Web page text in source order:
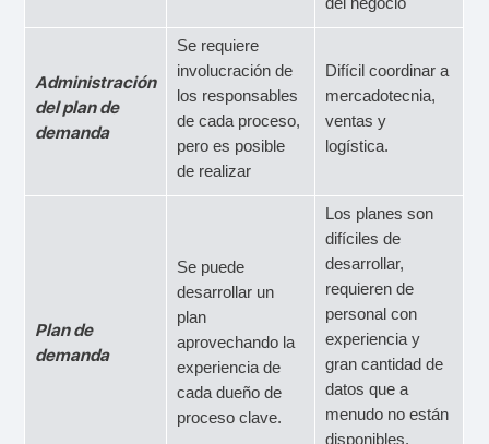
Administración
del plan de
demanda
Se requiere
involucración de
los responsables
de cada proceso,
pero es posible
de realizar
Difícil coordinar a
mercadotecnia,
ventas y
logística.
Plan de
demanda
Se puede
desarrollar un
plan
aprovechando la
experiencia de
cada dueño de
proceso clave.
Los planes son
difíciles de
desarrollar,
requieren de
personal con
experiencia y
gran cantidad de
datos que a
menudo no están
disponibles.